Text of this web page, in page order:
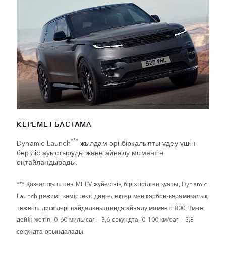
КЕРЕМЕТ БАСТАМА
Dynamic Launch*** жылдам әрі бірқалыпты үдеу үшін
беріліс ауыстыруды және айналу моментін
оңтайландырады.
*** Қозғалтқыш пен MHEV жүйесінің біріктірілген қуаты, Dynamic
Launch режимі, көміртекті дөңгелектер мен карбон-керамикалық
тежегіш дискілері пайдаланылғанда айналу моменті 800 Нм-ге
дейін жетіп, 0–60 миль/сағ — 3,6 секундта, 0–100 км/сағ — 3,8
секундта орындалады.